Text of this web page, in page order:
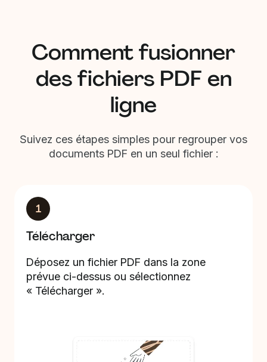
Comment fusionner
des fichiers PDF en
ligne
Suivez ces étapes simples pour regrouper vos
documents PDF en un seul fichier :
1
Télécharger
Déposez un fichier PDF dans la zone
prévue ci-dessus ou sélectionnez
« Télécharger ».